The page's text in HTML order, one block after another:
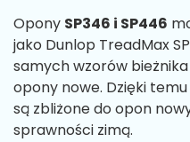
Opony SP346 i SP446
jako Dunlop TreadMax
samych wzorów
opony nowe. Dzięki
są zbliżone do opon
sprawności zimą.